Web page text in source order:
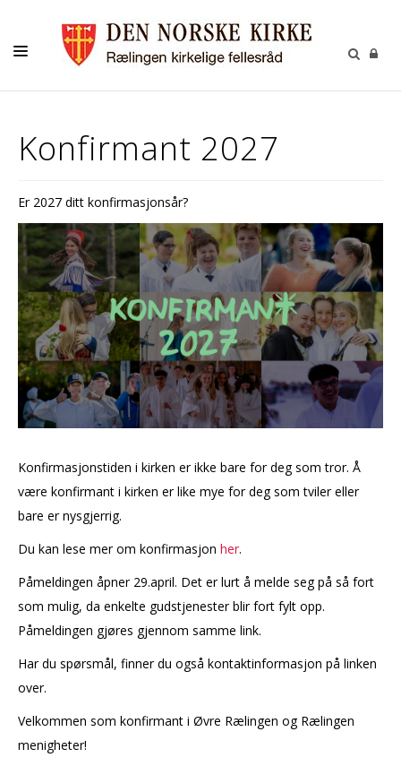
KALENDER
MENIGHETSRÅDET
UTLEIE
GRAVPLASS
Konfirmant 2027
Er 2027 ditt konfirmasjonsår?
Konfirmasjonstiden i kirken er ikke bare for deg som tror. Å
være konfirmant i kirken er like mye for deg som tviler eller
bare er nysgjerrig.
Du kan lese mer om konfirmasjon her.
Påmeldingen åpner 29.april. Det er lurt å melde seg på så fort
som mulig, da enkelte gudstjenester blir fort fylt opp.
Påmeldingen gjøres gjennom samme link.
Har du spørsmål, finner du også kontaktinformasjon på linken
over.
Velkommen som konfirmant i Øvre Rælingen og Rælingen
menigheter!